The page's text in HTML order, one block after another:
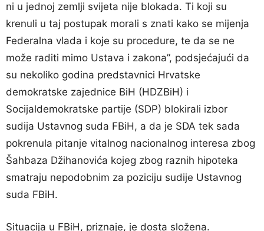
ni u jednoj zemlji svijeta nije blokada. Ti koji su
krenuli u taj postupak morali s znati kako se mijenja
Federalna vlada i koje su procedure, te da se ne
može raditi mimo Ustava i zakona”, podsjećajući da
su nekoliko godina predstavnici Hrvatske
demokratske zajednice BiH (HDZBiH) i
Socijaldemokratske partije (SDP) blokirali izbor
sudija Ustavnog suda FBiH, a da je SDA tek sada
pokrenula pitanje vitalnog nacionalnog interesa zbog
Šahbaza Džihanovića kojeg zbog raznih hipoteka
smatraju nepodobnim za poziciju sudije Ustavnog
suda FBiH.
Situacija u FBiH, priznaje, je dosta složena.